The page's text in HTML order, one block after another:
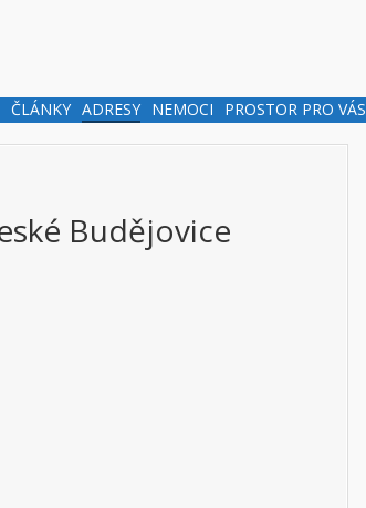
ČLÁNKY ADRESY NEMOCI PROSTOR PRO VÁS
Budějovice